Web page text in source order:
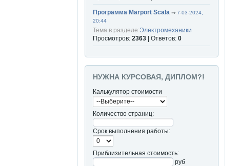
Программа Marport Scala ⇒ 7-03-2024,
20:44
Тема в разделе:Электромеханики
Просмотров: 2363 | Ответов: 0
НУЖНА КУРСОВАЯ, ДИПЛОМ?!
Калькулятор стоимости
Количество страниц:
Срок выполнения работы:
Приблизительная стоимость:
руб